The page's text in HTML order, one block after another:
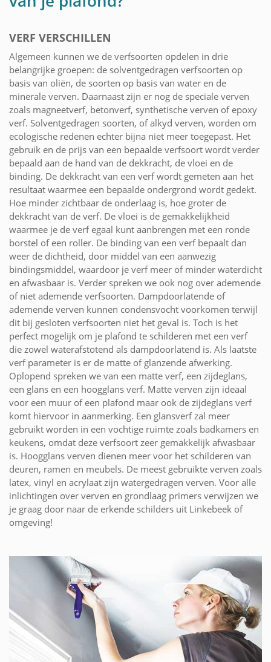
VERF VERSCHILLEN
Algemeen kunnen we de verfsoorten opdelen in drie
belangrijke groepen: de solventgedragen verfsoorten op
basis van oliën, de soorten op basis van water en de
minerale verven. Daarnaast zijn er nog de speciale verven
zoals magneetverf, betonverf, synthetische verven of epoxy
verf. Solventgedragen soorten, of alkyd verven, worden om
ecologische redenen echter bijna niet meer toegepast. Het
gebruik en de prijs van een bepaalde verfsoort wordt verder
bepaald aan de hand van de dekkracht, de vloei en de
binding. De dekkracht van een verf wordt gemeten aan het
resultaat waarmee een bepaalde ondergrond wordt gedekt.
Hoe minder zichtbaar de onderlaag is, hoe groter de
dekkracht van de verf. De vloei is de gemakkelijkheid
waarmee je de verf egaal kunt aanbrengen met een ronde
borstel of een roller. De binding van een verf bepaalt dan
weer de dichtheid, door middel van een aanwezig
bindingsmiddel, waardoor je verf meer of minder waterdicht
en afwasbaar is. Verder spreken we ook nog over ademende
of niet ademende verfsoorten. Dampdoorlatende of
ademende verven kunnen condensvocht voorkomen terwijl
dit bij gesloten verfsoorten niet het geval is. Toch is het
perfect mogelijk om je plafond te schilderen met een verf
die zowel waterafstotend als dampdoorlatend is. Als laatste
verf parameter is er de matte of glanzende afwerking.
Oplopend spreken we van een matte verf, een zijdeglans,
een glans en een hoogglans verf. Matte verven zijn ideaal
voor een muur of een plafond maar ook de zijdeglans verf
komt hiervoor in aanmerking. Een glansverf zal meer
gebruikt worden in een vochtige ruimte zoals badkamers en
keukens, omdat deze verfsoort zeer gemakkelijk afwasbaar
is. Hoogglans verven dienen meer voor het schilderen van
deuren, ramen en meubels. De meest gebruikte verven zoals
latex, vinyl en acrylaat zijn watergedragen verven. Voor alle
inlichtingen over verven en grondlaag primers verwijzen we
je graag door naar de erkende schilders uit Linkebeek of
omgeving!